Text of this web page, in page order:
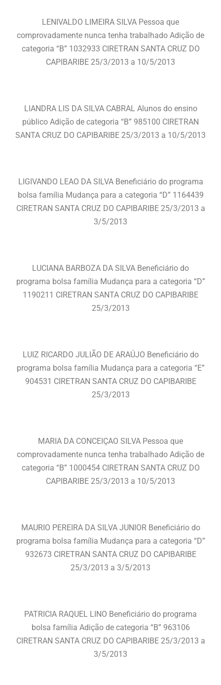
LENIVALDO LIMEIRA SILVA Pessoa que
comprovadamente nunca tenha trabalhado Adição de
categoria “B” 1032933 CIRETRAN SANTA CRUZ DO
CAPIBARIBE 25/3/2013 a 10/5/2013
LIANDRA LIS DA SILVA CABRAL Alunos do ensino
público Adição de categoria “B” 985100 CIRETRAN
SANTA CRUZ DO CAPIBARIBE 25/3/2013 a 10/5/2013
LIGIVANDO LEAO DA SILVA Beneficiário do programa
bolsa família Mudança para a categoria “D” 1164439
CIRETRAN SANTA CRUZ DO CAPIBARIBE 25/3/2013 a
3/5/2013
LUCIANA BARBOZA DA SILVA Beneficiário do
programa bolsa família Mudança para a categoria “D”
1190211 CIRETRAN SANTA CRUZ DO CAPIBARIBE
25/3/2013
LUIZ RICARDO JULIÃO DE ARAÚJO Beneficiário do
programa bolsa família Mudança para a categoria “E”
904531 CIRETRAN SANTA CRUZ DO CAPIBARIBE
25/3/2013
MARIA DA CONCEIÇAO SILVA Pessoa que
comprovadamente nunca tenha trabalhado Adição de
categoria “B” 1000454 CIRETRAN SANTA CRUZ DO
CAPIBARIBE 25/3/2013 a 10/5/2013
MAURIO PEREIRA DA SILVA JUNIOR Beneficiário do
programa bolsa família Mudança para a categoria “D”
932673 CIRETRAN SANTA CRUZ DO CAPIBARIBE
25/3/2013 a 3/5/2013
PATRICIA RAQUEL LINO Beneficiário do programa
bolsa família Adição de categoria “B” 963106
CIRETRAN SANTA CRUZ DO CAPIBARIBE 25/3/2013 a
3/5/2013